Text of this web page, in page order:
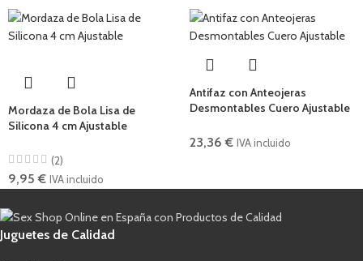
Mordaza de Bola Lisa de
Silicona 4 cm Ajustable
(2)
9,95€ IVA incluido
Antifaz con Anteojeras
Desmontables Cuero Ajustable
23,36€ IVA incluido
Juguetes de Calidad